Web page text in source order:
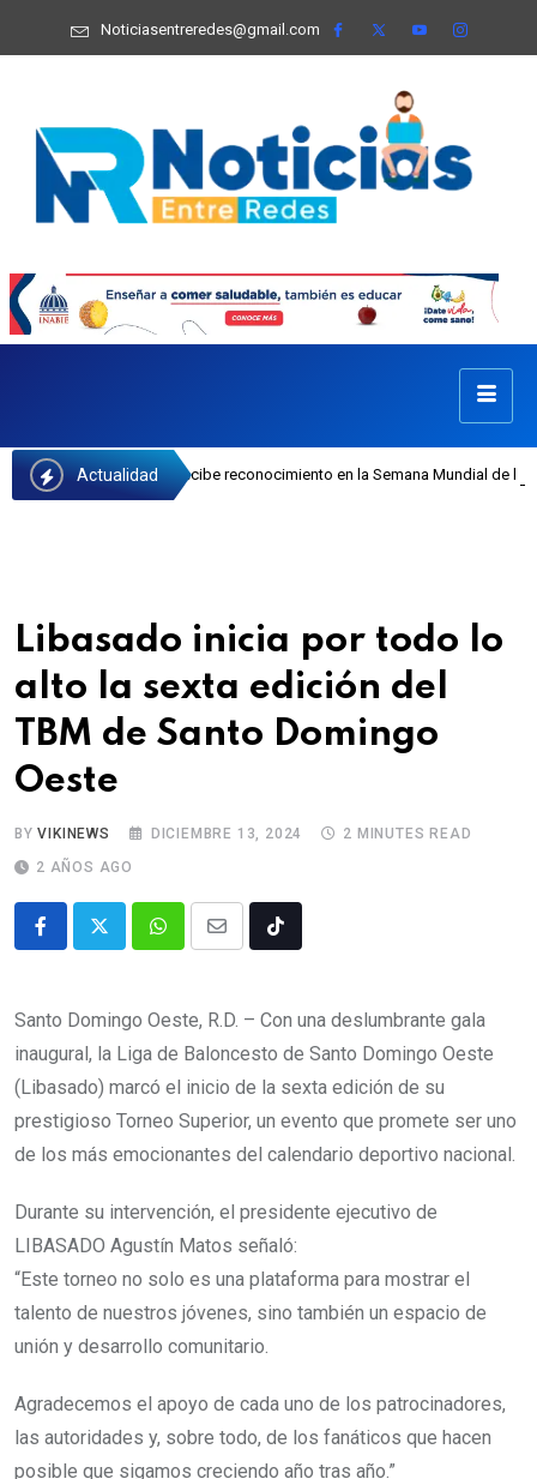
Noticiasentreredes@gmail.com
Actualidad
recibe reconocimiento en la Semana Mundial de la Lactancia Materna
Libasado inicia por todo lo
alto la sexta edición del
TBM de Santo Domingo
Oeste
BYVIKINEWS DICIEMBRE 13, 2024
2 MINUTES READ
2 AÑOS AGO
Santo Domingo Oeste, R.D. – Con una deslumbrante gala
inaugural, la Liga de Baloncesto de Santo Domingo Oeste
(Libasado) marcó el inicio de la sexta edición de su
prestigioso Torneo Superior, un evento que promete ser uno
de los más emocionantes del calendario deportivo nacional.
Durante su intervención, el presidente ejecutivo de
LIBASADO Agustín Matos señaló:
“Este torneo no solo es una plataforma para mostrar el
talento de nuestros jóvenes, sino también un espacio de
unión y desarrollo comunitario.
Agradecemos el apoyo de cada uno de los patrocinadores,
las autoridades y, sobre todo, de los fanáticos que hacen
posible que sigamos creciendo año tras año.”